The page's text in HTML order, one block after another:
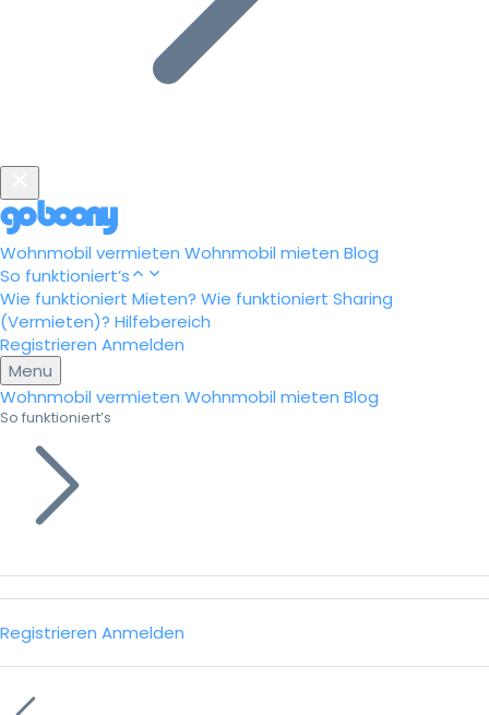
Wohnmobil vermieten Wohnmobil mieten Blog
So funktioniert’s
Wie funktioniert Mieten? Wie funktioniert Sharing
(Vermieten)? Hilfebereich
Registrieren Anmelden
Menu
Wohnmobil vermieten Wohnmobil mieten Blog
So funktioniert’s
Registrieren Anmelden